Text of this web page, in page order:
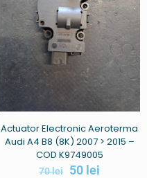
Actuator Electronic Aeroterma
Audi A4 B8 (8K) 2007 > 2015 –
COD K9749005
70lei 50 lei